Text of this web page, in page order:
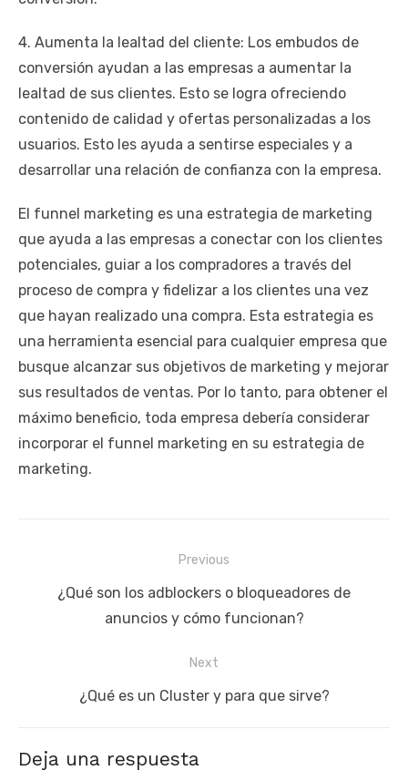
4. Aumenta la lealtad del cliente: Los embudos de
conversión ayudan a las empresas a aumentar la
lealtad de sus clientes. Esto se logra ofreciendo
contenido de calidad y ofertas personalizadas a los
usuarios. Esto les ayuda a sentirse especiales y a
desarrollar una relación de confianza con la empresa.
El funnel marketing es una estrategia de marketing
que ayuda a las empresas a conectar con los clientes
potenciales, guiar a los compradores a través del
proceso de compra y fidelizar a los clientes una vez
que hayan realizado una compra. Esta estrategia es
una herramienta esencial para cualquier empresa que
busque alcanzar sus objetivos de marketing y mejorar
sus resultados de ventas. Por lo tanto, para obtener el
máximo beneficio, toda empresa debería considerar
incorporar el funnel marketing en su estrategia de
marketing.
entradas
Previous
Previous¿Qué son los adblockers o bloqueadores de
anuncios y cómo funcionan?
Next
Next
¿Qué es un Cluster y para que sirve?
Deja una respuesta